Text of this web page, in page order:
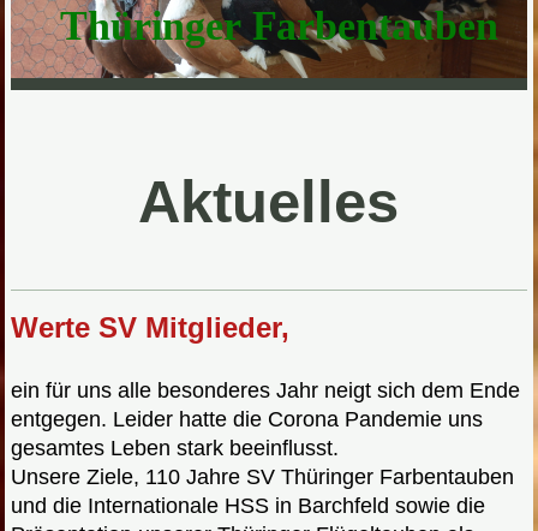
Thüringer Farbentauben
Aktuelles
Werte SV Mitglieder,
ein für uns alle besonderes Jahr neigt sich dem Ende
entgegen. Leider hatte die Corona Pandemie uns
gesamtes Leben stark beeinflusst.
Unsere Ziele, 110 Jahre SV Thüringer Farbentauben
und die Internationale HSS in Barchfeld sowie die